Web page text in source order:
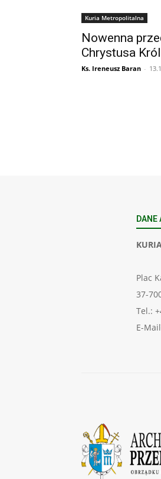
Kuria Metropolitalna
Nowenna
Chrystusa
Ks. Ireneusz Baran -
DANE
Plac
37-
Tel.:
E-